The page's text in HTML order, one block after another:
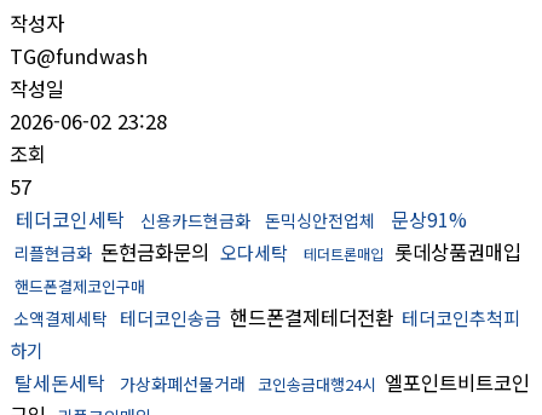
작성자
TG@fundwash
작성일
2026-06-02 23:28
조회
57
테더코인세탁
신용카드현금화 돈믹싱안전업체 문상91%
리플현금화 돈현금화문의 오다세탁 테더트론매입 롯데상품권매입
핸드폰결제코인구매
소액결제세탁 테더코인송금 핸드폰결제테더전환 테더코인추척피
하기
탈세돈세탁 가상화폐선물거래 코인송금대행24시 엘포인트비트코인